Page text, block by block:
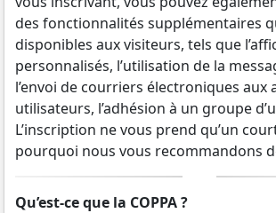
des fonctionnalités supplémentaires
disponibles aux visiteurs, tels que
personnalisés, l’utilisation de la
l’envoi de courriers électroniques aux
utilisateurs, l’adhésion à un groupe
L’inscription ne vous prend qu’un
pourquoi nous vous recommandons
Qu’est-ce que la COPPA ?